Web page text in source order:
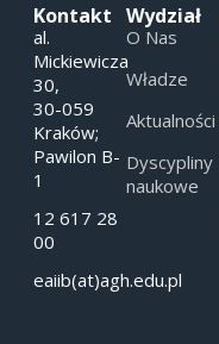
Kontakt
al.
Mickiewicza
30,
30-059
Kraków;
Pawilon B-
1
12 617 28
00
eaiib(at)agh.edu.pl
Wydział
O Nas
Władze
Aktualności
Dyscypliny
naukowe